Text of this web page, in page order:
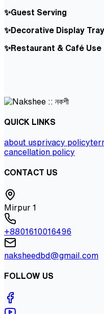
✨Guest Serving
✨Decorative Display Tray
✨Restaurant & Café Use
QUICK LINKS
about usprivacy policy
cancellation policy
CONTACT US
Mirpur 1
+8801610016496
naksheedbd@gmail.com
FOLLOW US